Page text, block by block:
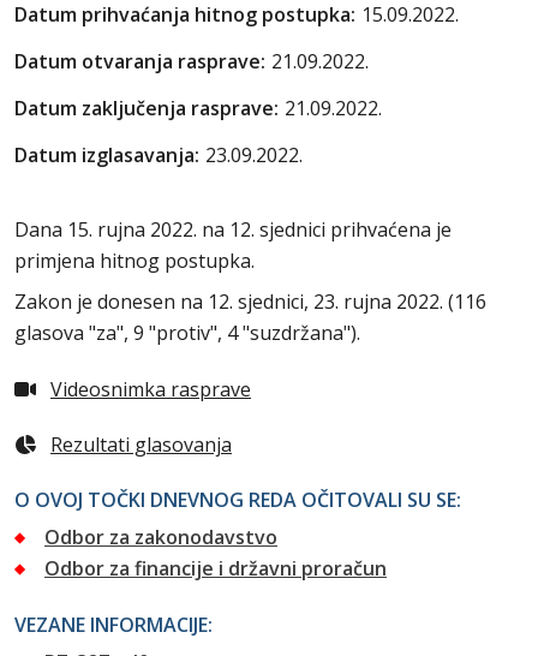
Datum prihvaćanja hitnog postupka: 15.09.2022.
Datum otvaranja rasprave: 21.09.2022.
Datum zaključenja rasprave: 21.09.2022.
Datum izglasavanja: 23.09.2022.
Dana 15. rujna 2022. na 12. sjednici prihvaćena je
primjena hitnog postupka.
Zakon je donesen na 12. sjednici, 23. rujna 2022. (116
glasova "za", 9 "protiv", 4 "suzdržana").
Videosnimka rasprave
Rezultati glasovanja
O OVOJ TOČKI DNEVNOG REDA OČITOVALI SU SE:
Odbor za zakonodavstvo
Odbor za financije i državni proračun
VEZANE INFORMACIJE: